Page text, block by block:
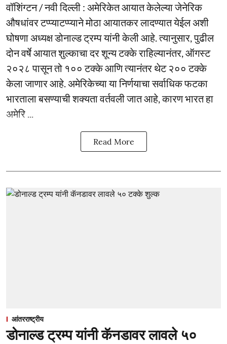
वॉशिंग्टन / नवी दिल्ली : अमेरिकेत आयात केलेल्या जेनेरिक
औषधांवर टप्प्याटप्प्याने मोठा आयातकर लादण्यात येईल अशी
घोषणा अध्यक्ष डोनाल्ड ट्रम्प यांनी केली आहे. त्यानुसार, पुढील
दोन वर्षे आयात शुल्काचा दर शून्य टक्के राहिल्यानंतर, ऑगस्ट
२०२८ पासून तो १०० टक्के आणि त्यानंतर थेट २०० टक्के
केला जाणार आहे. अमेरिकेच्या या निर्णयाचा सर्वाधिक फटका
भारताला बसण्याची शक्यता वर्तवली जात आहे, कारण भारत हा
अमेरि ...
Read More
आंतरराष्ट्रीय
डोनाल्ड ट्रम्प यांनी कॅनडावर लावले ५०